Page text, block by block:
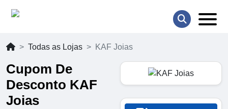
Todas as Lojas KAF Joias
Cupom De
Desconto KAF
Joias